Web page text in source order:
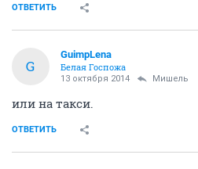
ОТВЕТИТЬ
G
GuimpLena
Белая Госпожа
13 октября 2014 Мишель
или на такси.
ОТВЕТИТЬ